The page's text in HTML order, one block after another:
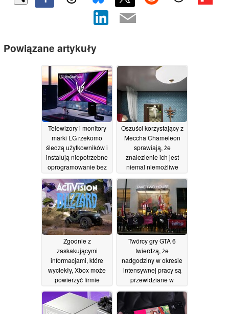
Powiązane artykuły
Telewizory i monitory
marki LG rzekomo
śledzą użytkowników i
instalują niepotrzebne
oprogramowanie bez
ich zgody17/07/2026
Oszuści korzystający z
Meccha Chameleon
sprawiają, że
znalezienie ich jest
niemal niemożliwe
08/07/2026
Zgodnie z
zaskakującymi
informacjami, które
wyciekły, Xbox może
powierzyć firmie
Activision prowadzenie
studia Halo: Campaign
Evolved
06/07/2026
Twórcy gry GTA 6
twierdzą, że
nadgodziny w okresie
intensywnej pracy są
przewidziane w
umowach zawieranych
z firmą Rockstar
06/07/2026